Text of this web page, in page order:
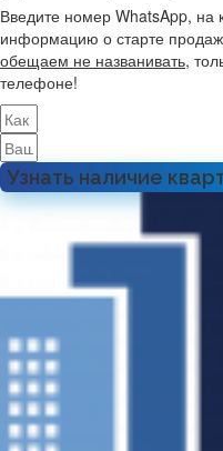
Введите номер WhatsApp, на
информацию о старте
обещаем не названивать,
телефоне!
Узнать наличие